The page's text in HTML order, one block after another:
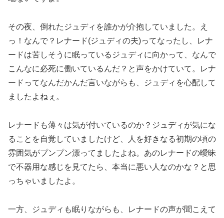
その夜、倒れたジュディを誰かが介抱していました。え
っ！なんで？レナード(ジュディの夫)ってなったし、レナ
ードは苦しそうに眠っているジュディに向かって、なんで
こんなに必死に働いているんだ？と声をかけていて。レナ
ードってなんだかんだ言いながらも、ジュディを心配して
ましたよねぇ。
レナードも薄々は気が付いているのか？ジュディが気にな
ることを自覚していましたけど、人を好きなる初期の頃の
雰囲気がプンプン漂ってましたよね。あのレナードの曖昧
で不器用な感じを見てたら、本当に悪い人なのかな？と思
っちゃいましたよ。
一方、ジュディも眠りながらも、レナードの声が聞こえて